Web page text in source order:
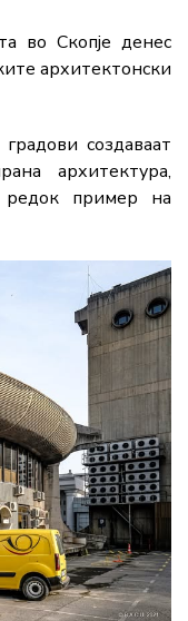
во Скопје денес
архитектонски
создаваат
архитектура,
редок пример на